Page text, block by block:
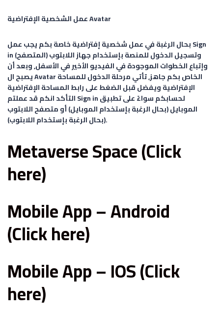
عمل الشخصية الإفتراضية Avatar
بحال الرغبة في عمل شخصية إفتراضية خاصة بكم يجب عمل Sign
in وتسجيل الدخول للمنصة بإستخدام جهاز اللابتوب (المتصفح)
وإتباع الخطوات الموجودة في الفيديو الأخير في الأسفل, وبعد أن
يصبح ال Avatar الخاص بكم جاهز, تأتي مرحلة الدخول للمساحة
الإفتراضية ويفضل قبل الضغط على رابط المساحة الإفتراضية
التأكد انكم قد عملتم Sign in لحسابكم سواءً على تطبيق
الموبايل (بحال الرغبة بإستخدام الموبايل) أو متصفح اللابتوب
(بحال الرغبة بإستخدام اللابتوب).
Metaverse Space (Click
here)
Mobile App – Android
(Click here)
Mobile App – IOS (Click
here)